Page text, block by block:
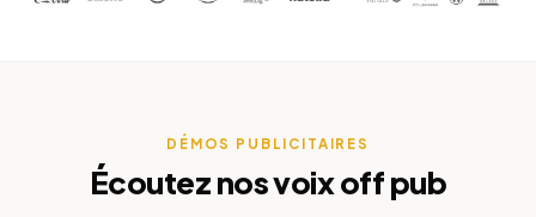
DÉMOS PUBLICITAIRES
Écoutez nos voix off pub